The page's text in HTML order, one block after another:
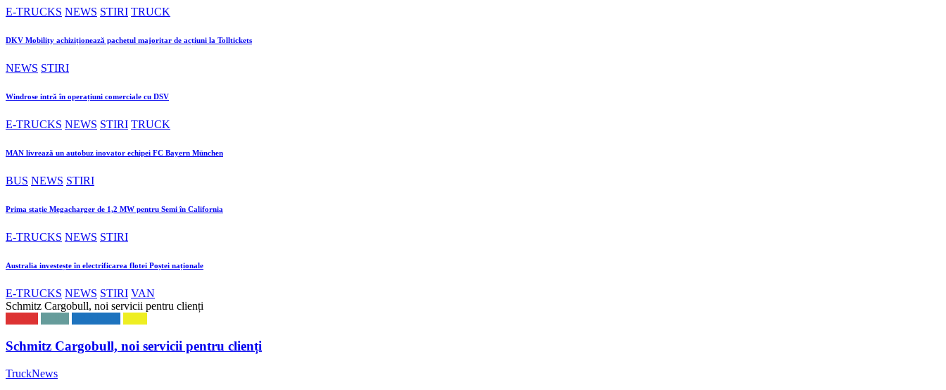
E-TRUCKS NEWS STIRI TRUCK
DKV Mobility achiziționează pachetul majoritar de acțiuni la Tolltickets
NEWS STIRI
Windrose intră în operațiuni comerciale cu DSV
E-TRUCKS NEWS STIRI TRUCK
MAN livrează un autobuz inovator echipei FC Bayern München
BUS NEWS STIRI
Prima stație Megacharger de 1,2 MW pentru Semi în California
E-TRUCKS NEWS STIRI
Australia investește în electrificarea flotei Poștei naționale
E-TRUCKS NEWS STIRI VAN
Schmitz Cargobull, noi servicii pentru clienți
Schmitz Cargobull, noi servicii pentru clienți
TruckNews